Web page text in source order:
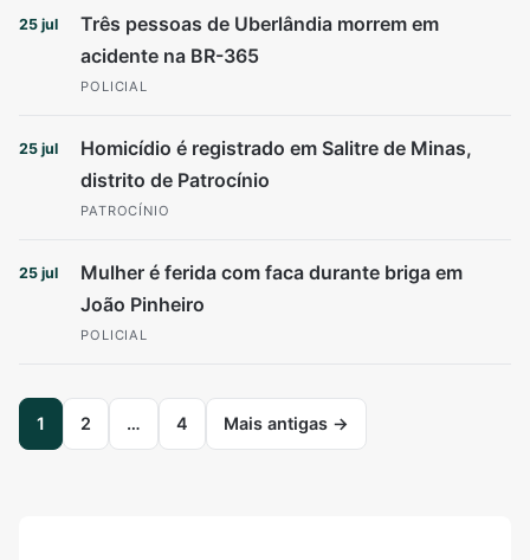
25 jul
Três pessoas de Uberlândia morrem em
acidente na BR-365
POLICIAL
25 jul
Homicídio é registrado em Salitre de Minas,
distrito de Patrocínio
PATROCÍNIO
25 jul
Mulher é ferida com faca durante briga em
João Pinheiro
POLICIAL
Paginação
1 2 … 4 Mais antigas →